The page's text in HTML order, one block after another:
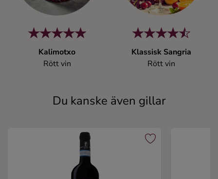
Kalimotxo
Rött vin
Klassisk Sangria
Rött vin
Du kanske även gillar